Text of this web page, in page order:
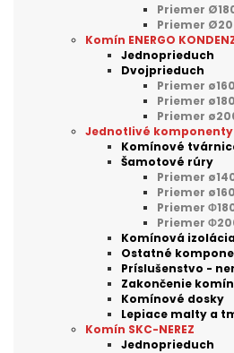
Priemer
Priemer
Komín ENERGO
Jednoprieduch
Dvojprieduch
Priemer
Priemer
Priemer
Jednotlivé komponenty
Komínové
Šamotové rúry
Priemer
Priemer
Priemer
Priemer
Komínová
Ostatné
Príslušenstvo -
Zakončenie
Komínové dosky
Lepiace malty a
Komín SKC-NEREZ
Jednoprieduch